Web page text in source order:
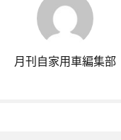
月刊自家用車編集部